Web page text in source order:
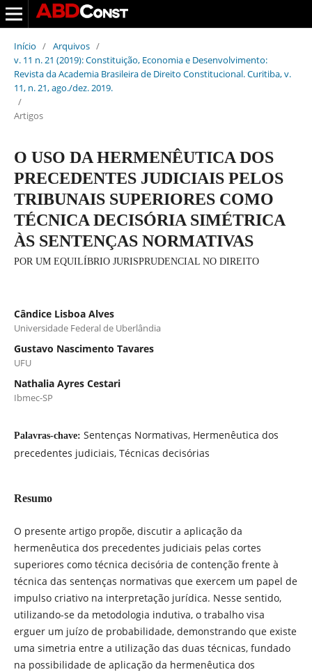
Início / Arquivos /
v. 11 n. 21 (2019): Constituição, Economia e Desenvolvimento:
Revista da Academia Brasileira de Direito Constitucional. Curitiba, v.
11, n. 21, ago./dez. 2019.
/
Artigos
O USO DA HERMENÊUTICA DOS
PRECEDENTES JUDICIAIS PELOS
TRIBUNAIS SUPERIORES COMO
TÉCNICA DECISÓRIA SIMÉTRICA
ÀS SENTENÇAS NORMATIVAS
POR UM EQUILÍBRIO JURISPRUDENCIAL NO DIREITO
Cândice Lisboa Alves
Universidade Federal de Uberlândia
Gustavo Nascimento Tavares
UFU
Nathalia Ayres Cestari
Ibmec-SP
Palavras-chave: Sentenças Normativas, Hermenêutica dos
precedentes judiciais, Técnicas decisórias
Resumo
O presente artigo propõe, discutir a aplicação da
hermenêutica dos precedentes judiciais pelas cortes
superiores como técnica decisória de contenção frente à
técnica das sentenças normativas que exercem um papel de
impulso criativo na interpretação jurídica. Nesse sentido,
utilizando-se da metodologia indutiva, o trabalho visa
erguer um juízo de probabilidade, demonstrando que existe
uma simetria entre a utilização das duas técnicas, fundado
na possibilidade de aplicação da hermenêutica dos